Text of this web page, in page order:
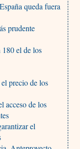
queda fuera
prudente
el de los
precio de los
acceso de los
el